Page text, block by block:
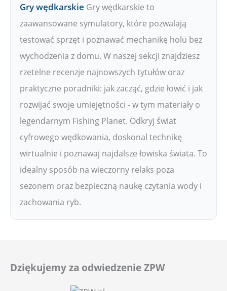
Gry wędkarskie Gry wędkarskie to
zaawansowane symulatory, które pozwalają
testować sprzęt i poznawać mechanikę holu bez
wychodzenia z domu. W naszej sekcji znajdziesz
rzetelne recenzje najnowszych tytułów oraz
praktyczne poradniki: jak zacząć, gdzie łowić i jak
rozwijać swoje umiejętności - w tym materiały o
legendarnym Fishing Planet. Odkryj świat
cyfrowego wędkowania, doskonal technikę
wirtualnie i poznawaj najdalsze łowiska świata. To
idealny sposób na wieczorny relaks poza
sezonem oraz bezpieczną naukę czytania wody i
zachowania ryb.
Dziękujemy za odwiedzenie ZPW